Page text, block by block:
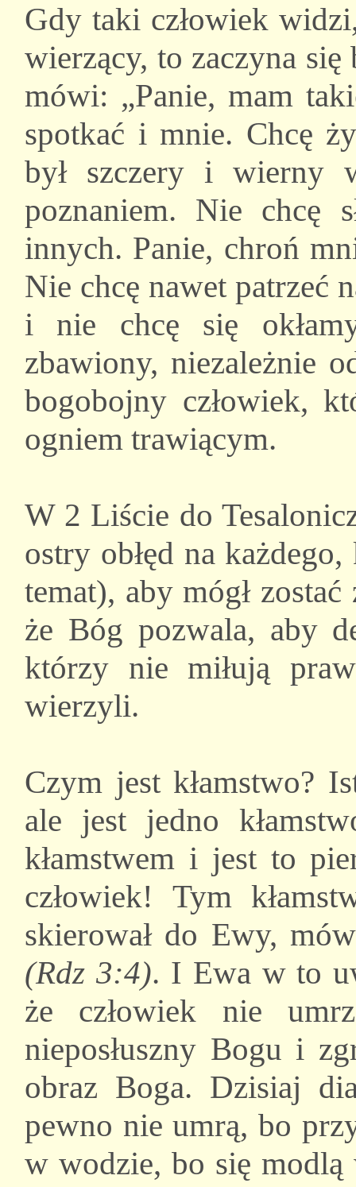
Gdy taki człowiek
wierzący, to zaczyna
mówi: „Panie, mam
spotkać i mnie. Chcę
był szczery i wierny
poznaniem. Nie chcę
innych. Panie, chroń
Nie chcę nawet patrzeć
i nie chcę się
zbawiony, niezależnie
bogobojny człowiek,
ogniem trawiącym.
W 2 Liście do
ostry obłęd na
temat), aby mógł
że Bóg pozwala, aby
którzy nie miłują
wierzyli.
Czym jest kłamstwo?
ale jest jedno
kłamstwem i jest to
człowiek! Tym
skierował do Ewy,
(Rdz 3:4). I Ewa w to
że człowiek nie
nieposłuszny Bogu i
obraz Boga. Dzisiaj
pewno nie umrą, bo
w wodzie, bo się